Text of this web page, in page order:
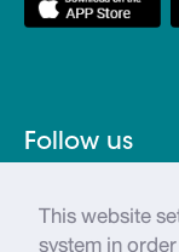
This website
system in
Follow us